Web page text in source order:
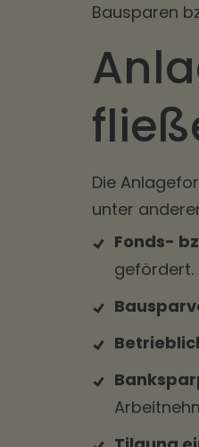
Bausparen
Die
unter
Fonds-
gefördert.